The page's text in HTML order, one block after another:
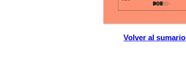
Volver al sumario